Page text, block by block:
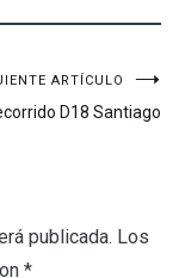
ARTÍCULO
D18 Santiago
publicada. Los
*